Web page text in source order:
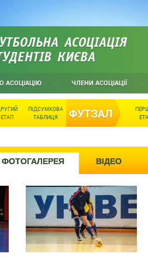
АСОЦІАЦІЯ
КИЄВА
АСОЦІАЦІЮ ЧЛЕНИ АСОЦІАЦІЇ
ЕТАП
ПІДСУМКОВА
ТАБЛИЦЯ
ФУТЗАЛ
ФОТОГАЛЕРЕЯ ВІДЕО